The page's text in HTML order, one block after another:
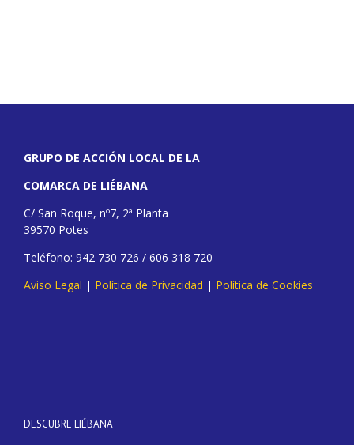
GRUPO DE ACCIÓN LOCAL DE LA
COMARCA DE LIÉBANA
C/ San Roque, nº7, 2ª Planta
39570 Potes
Teléfono: 942 730 726 / 606 318 720
Aviso Legal | Política de Privacidad | Política de Cookies
DESCUBRE LIÉBANA